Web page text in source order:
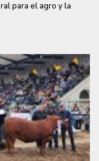
para el agro y la